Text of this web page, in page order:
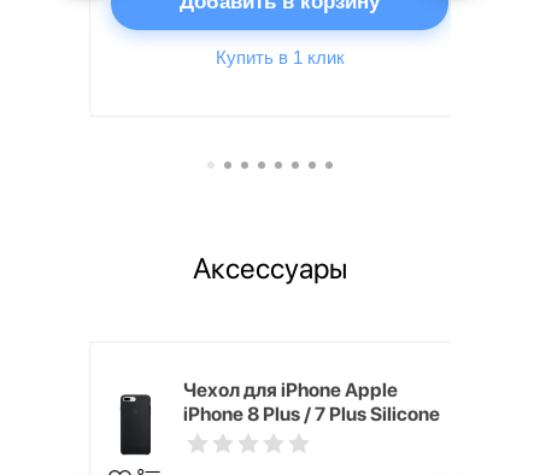
Купить в 1 клик
Аксессуары
Чехол для iPhone Apple
iPhone 8 Plus / 7 Plus Silicone
Black